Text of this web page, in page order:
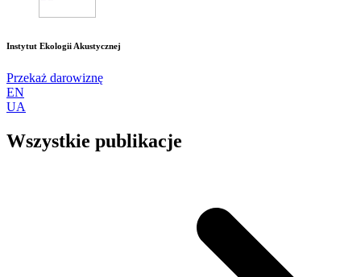
Instytut Ekologii Akustycznej
Przekaż darowiznę
EN
UA
Wszystkie publikacje